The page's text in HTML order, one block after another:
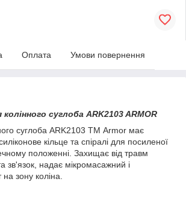
Оплата Умови повернення
суглоба ARK2103 ARMOR
суглоба ARK2103 ТМ Armor має
кільце та спіралі для посиленої
положенні. Захищає від травм
зв'язок, надає мікромасажний і
на зону коліна.